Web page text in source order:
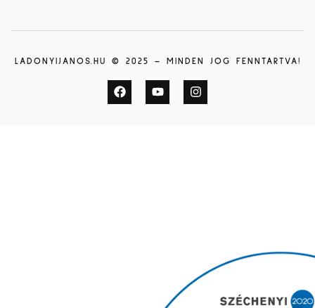
LADONYIJANOS.HU © 2025 – MINDEN JOG FENNTARTVA!